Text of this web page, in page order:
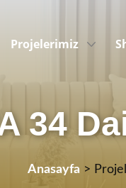
Projelerimiz
34
Anasayfa >